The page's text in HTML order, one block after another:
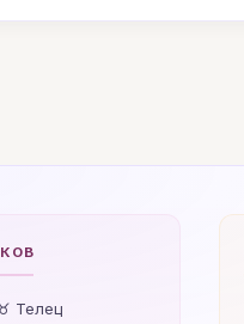
♉ Телец